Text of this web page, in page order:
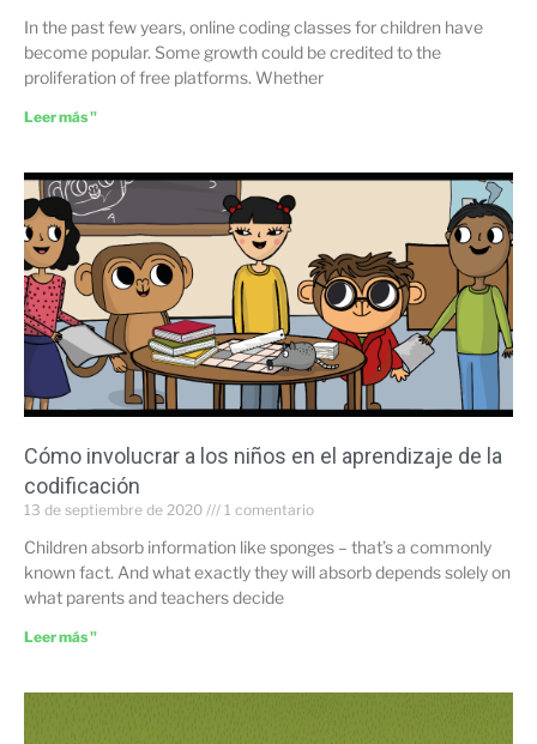
In the past few years, online coding classes for children have
become popular. Some growth could be credited to the
proliferation of free platforms. Whether
Leer más "
Cómo involucrar a los niños en el aprendizaje de la
codificación
13 de septiembre de 2020 1 comentario
Children absorb information like sponges – that’s a commonly
known fact. And what exactly they will absorb depends solely on
what parents and teachers decide
Leer más "